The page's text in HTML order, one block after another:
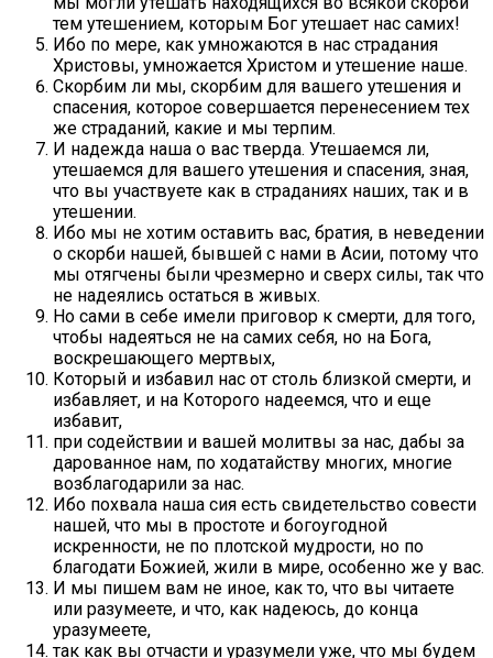
тем утешением, которым Бог утешает нас самих!
Ибо по мере, как умножаются в нас страдания
Христовы, умножается Христом и утешение наше.
Скорбим ли мы, скорбим для вашего утешения и
спасения, которое совершается перенесением тех
же страданий, какие и мы терпим.
И надежда наша о вас тверда. Утешаемся ли,
утешаемся для вашего утешения и спасения, зная,
что вы участвуете как в страданиях наших, так и в
утешении.
Ибо мы не хотим оставить вас, братия, в неведении
о скорби нашей, бывшей с нами в Асии, потому что
мы отягчены были чрезмерно и сверх силы, так что
не надеялись остаться в живых.
Но сами в себе имели приговор к смерти, для того,
чтобы надеяться не на самих себя, но на Бога,
воскрешающего мертвых,
Который и избавил нас от столь близкой смерти, и
избавляет, и на Которого надеемся, что и еще
избавит,
при содействии и вашей молитвы за нас, дабы за
дарованное нам, по ходатайству многих, многие
возблагодарили за нас.
Ибо похвала наша сия есть свидетельство совести
нашей, что мы в простоте и богоугодной
искренности, не по плотской мудрости, но по
благодати Божией, жили в мире, особенно же у вас.
И мы пишем вам не иное, как то, что вы читаете
или разумеете, и что, как надеюсь, до конца
уразумеете,
так как вы отчасти и уразумели уже, что мы будем